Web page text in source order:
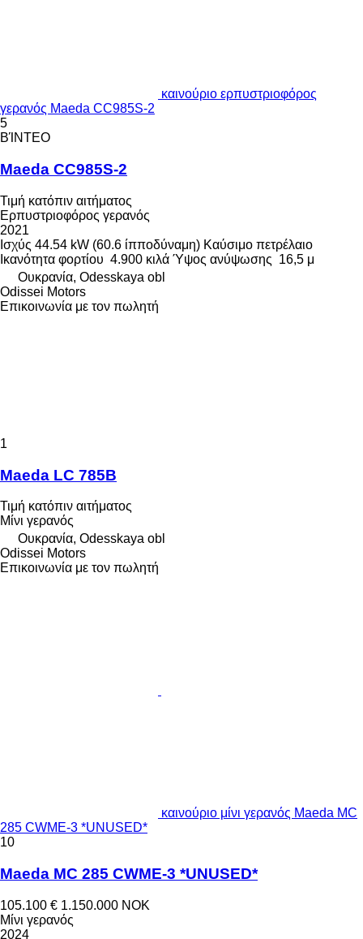
καινούριο ερπυστριοφόρος
γερανός Maeda CC985S-2
5
ΒΊΝΤΕΟ
Maeda CC985S-2
Τιμή κατόπιν αιτήματος
Ερπυστριοφόρος γερανός
2021
Ισχύς 44.54 kW (60.6 ίπποδύναμη) Καύσιμο πετρέλαιο
Ικανότητα φορτίου 4.900 κιλά Ύψος ανύψωσης 16,5 μ
Ουκρανία, Odesskaya obl
Odissei Motors
Επικοινωνία με τον πωλητή
1
Maeda LC 785B
Τιμή κατόπιν αιτήματος
Μίνι γερανός
Ουκρανία, Odesskaya obl
Odissei Motors
Επικοινωνία με τον πωλητή
καινούριο μίνι γερανός Maeda MC
285 CWME-3 *UNUSED*
10
Maeda MC 285 CWME-3 *UNUSED*
105.100 € 1.150.000 NOK
Μίνι γερανός
2024